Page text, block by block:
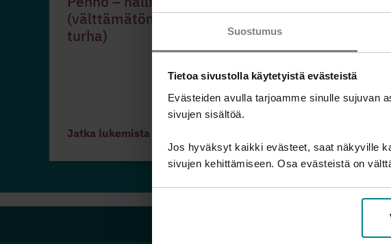
Suostumus
Tietoa sivustolla käytetyistä evästeistä
Evästeiden avulla tarjoamme sinulle sujuvan
sivujen sisältöä.
Jos hyväksyt kaikki evästeet, saat näkyville
sivujen kehittämiseen. Osa evästeistä on
(välttämätön, tarpeellinen vai
turha)
Jatka lukemista
Onko